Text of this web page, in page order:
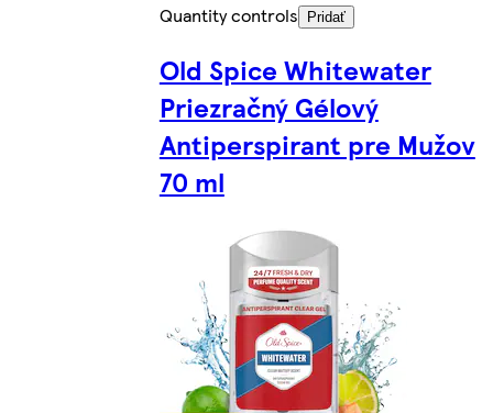
Quantity controls
Pridať
Old Spice Whitewater
Priezračný Gélový
Antiperspirant pre Mužov
70 ml